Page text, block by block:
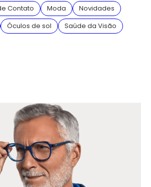
Contato Moda
Novidades
Óculos de sol
Saúde da Visão